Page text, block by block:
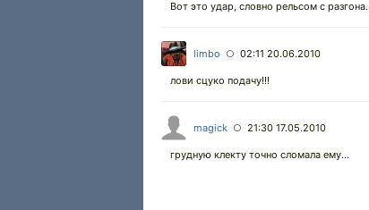
Вот это удар, словно рельсом с разгона.
limbo ○ 02:11 20.06.2010
лови сцуко подачу!!!
magick ○ 21:30 17.05.2010
грудную клекту точно сломала ему...